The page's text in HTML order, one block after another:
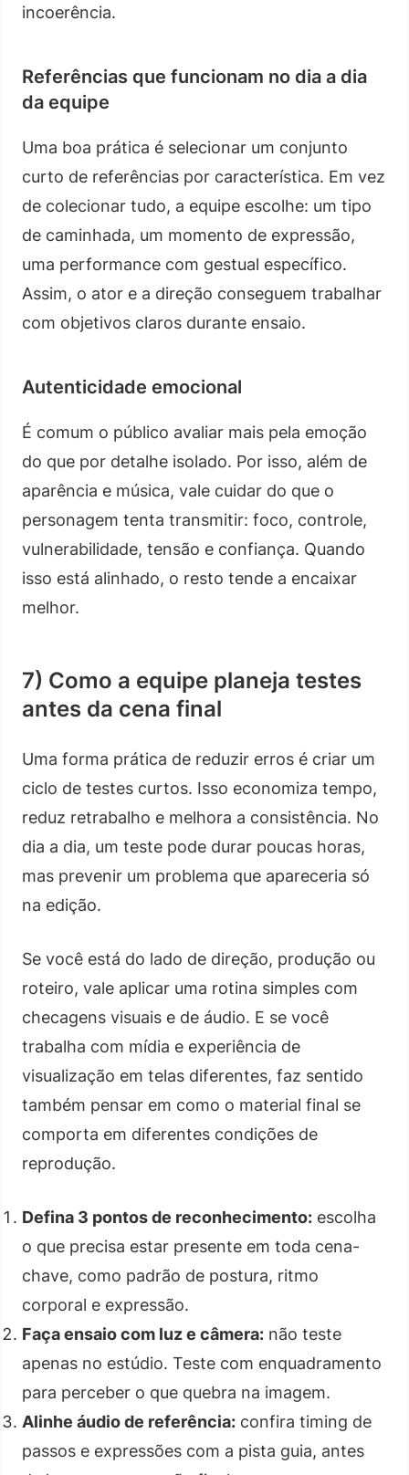
incoerência.
Referências que funcionam no dia a dia
da equipe
Uma boa prática é selecionar um conjunto
curto de referências por característica. Em vez
de colecionar tudo, a equipe escolhe: um tipo
de caminhada, um momento de expressão,
uma performance com gestual específico.
Assim, o ator e a direção conseguem trabalhar
com objetivos claros durante ensaio.
Autenticidade emocional
É comum o público avaliar mais pela emoção
do que por detalhe isolado. Por isso, além de
aparência e música, vale cuidar do que o
personagem tenta transmitir: foco, controle,
vulnerabilidade, tensão e confiança. Quando
isso está alinhado, o resto tende a encaixar
melhor.
7) Como a equipe planeja testes
antes da cena final
Uma forma prática de reduzir erros é criar um
ciclo de testes curtos. Isso economiza tempo,
reduz retrabalho e melhora a consistência. No
dia a dia, um teste pode durar poucas horas,
mas prevenir um problema que apareceria só
na edição.
Se você está do lado de direção, produção ou
roteiro, vale aplicar uma rotina simples com
checagens visuais e de áudio. E se você
trabalha com mídia e experiência de
visualização em telas diferentes, faz sentido
também pensar em como o material final se
comporta em diferentes condições de
reprodução.
Defina 3 pontos de reconhecimento: escolha
o que precisa estar presente em toda cena-
chave, como padrão de postura, ritmo
corporal e expressão.
Faça ensaio com luz e câmera: não teste
apenas no estúdio. Teste com enquadramento
para perceber o que quebra na imagem.
Alinhe áudio de referência: confira timing de
passos e expressões com a pista guia, antes